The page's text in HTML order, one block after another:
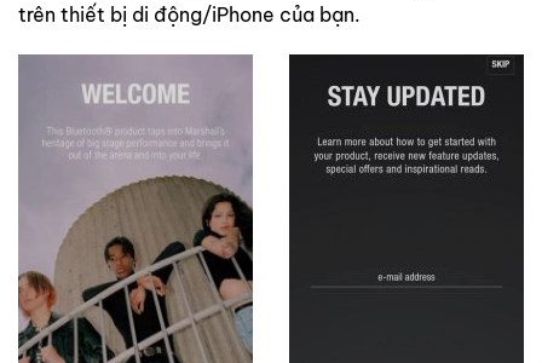
trên thiết bị di động/iPhone của bạn.